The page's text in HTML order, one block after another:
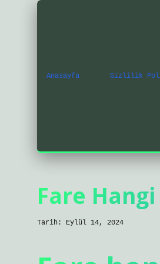
Anasayfa Gizlilik
Fare
Tarih: Eylül 14, 2024